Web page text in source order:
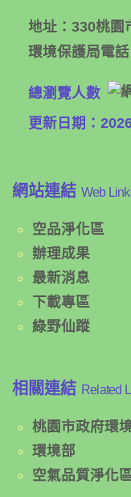
地址： 330桃園
環境保護局電話
總瀏覽人數
更新日期：
網站連結 Web
空品淨化區
辦理成果
最新消息
下載專區
綠野仙蹤
相關連結 Related
桃園市政府環
環境部
空氣品質淨化